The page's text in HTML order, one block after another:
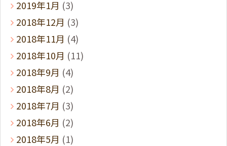
2019年1月 (3)
2018年12月 (3)
2018年11月 (4)
2018年10月 (11)
2018年9月 (4)
2018年8月 (2)
2018年7月 (3)
2018年6月 (2)
2018年5月 (1)